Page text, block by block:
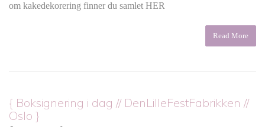
om kakedekorering finner du samlet HER
Read More
{ Boksignering i dag // DenLilleFestFabrikken //
Oslo }